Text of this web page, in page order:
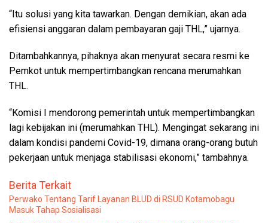
“Itu solusi yang kita tawarkan. Dengan demikian, akan ada
efisiensi anggaran dalam pembayaran gaji THL,” ujarnya.
Ditambahkannya, pihaknya akan menyurat secara resmi ke
Pemkot untuk mempertimbangkan rencana merumahkan
THL.
“Komisi I mendorong pemerintah untuk mempertimbangkan
lagi kebijakan ini (merumahkan THL). Mengingat sekarang ini
dalam kondisi pandemi Covid-19, dimana orang-orang butuh
pekerjaan untuk menjaga stabilisasi ekonomi,” tambahnya.
Berita Terkait
Perwako Tentang Tarif Layanan BLUD di RSUD Kotamobagu
Masuk Tahap Sosialisasi